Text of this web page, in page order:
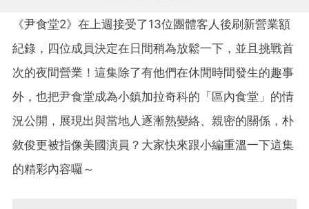
《尹食堂2》在上週接受了13位團體客人後刷新營業額
紀錄，四位成員決定在日間稍為放鬆一下，並且挑戰首
次的夜間營業！這集除了有他們在休閒時間發生的趣事
外，也把尹食堂成為小鎮加拉奇科的「區內食堂」的情
況公開，展現出與當地人逐漸熟變絡、親密的關係，朴
敘俊更被指像美國演員？大家快來跟小編重溫一下這集
的精彩內容囉～